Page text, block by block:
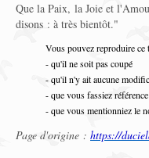
Que la Paix, la Joie et
disons : à très bientôt."
Vous pouvez reproduire ce
- qu'il ne soit pas coupé
- qu'il n'y ait aucune
- que vous fassiez
- que vous mentionniez le
Page d'origine : https://